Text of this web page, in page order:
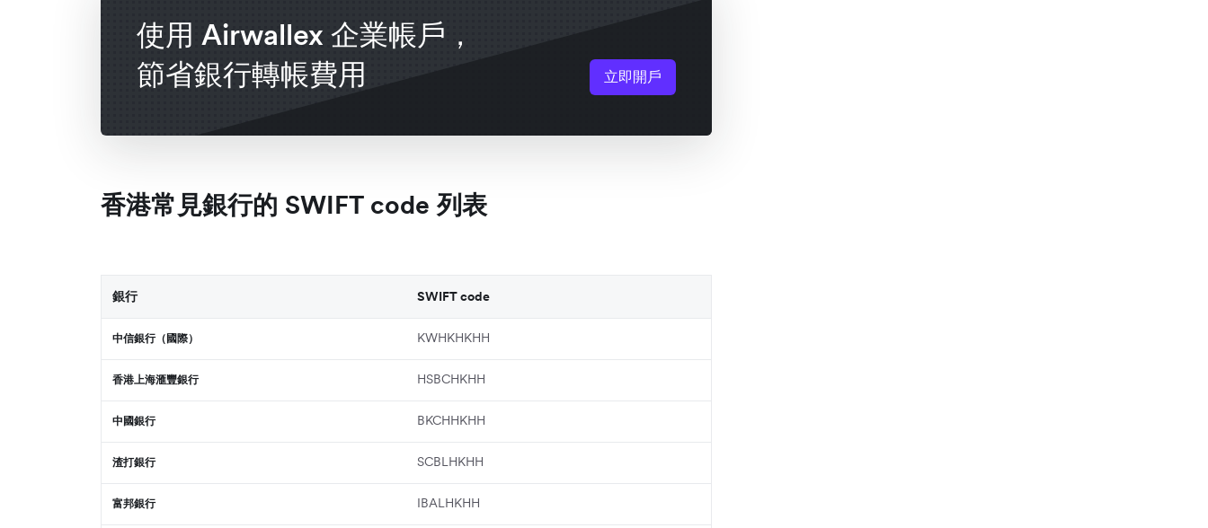
使用 Airwallex 企業帳戶，
節省銀行轉帳費用
立即開戶
香港常見銀行的 SWIFT code 列表
銀行 SWIFT code
中信銀行（國際） KWHKHKHH
香港上海滙豐銀行 HSBCHKHH
中國銀行 BKCHHKHH
渣打銀行 SCBLHKHH
富邦銀行 IBALHKHH